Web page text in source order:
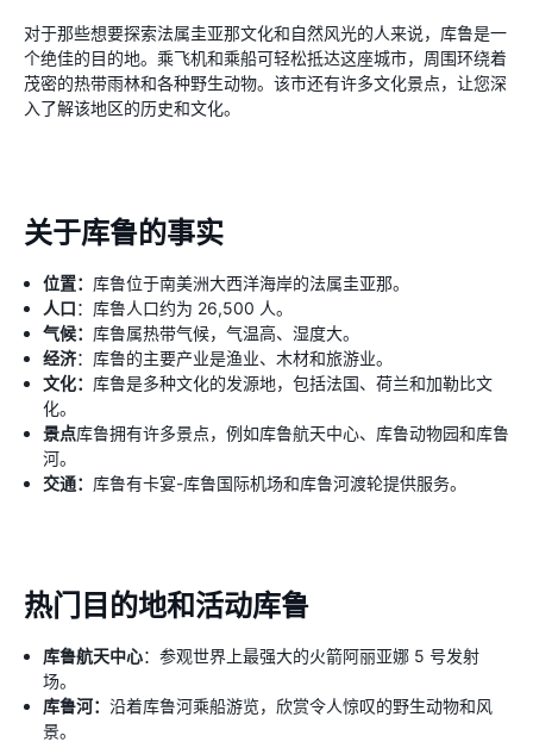
对于那些想要探索法属圭亚那文化和自然风光的人来说，库鲁是一
个绝佳的目的地。乘飞机和乘船可轻松抵达这座城市，周围环绕着
茂密的热带雨林和各种野生动物。该市还有许多文化景点，让您深
入了解该地区的历史和文化。
关于库鲁的事实
位置： 库鲁位于南美洲大西洋海岸的法属圭亚那。
人口：库鲁人口约为 26,500 人。
气候： 库鲁属热带气候，气温高、湿度大。
经济：库鲁的主要产业是渔业、木材和旅游业。
文化： 库鲁是多种文化的发源地，包括法国、荷兰和加勒比文
化。
景点库鲁拥有许多景点，例如库鲁航天中心、库鲁动物园和库鲁
河。
交通： 库鲁有卡宴-库鲁国际机场和库鲁河渡轮提供服务。
热门目的地和活动库鲁
库鲁航天中心：参观世界上最强大的火箭阿丽亚娜 5 号发射
场。
库鲁河： 沿着库鲁河乘船游览，欣赏令人惊叹的野生动物和风
景。